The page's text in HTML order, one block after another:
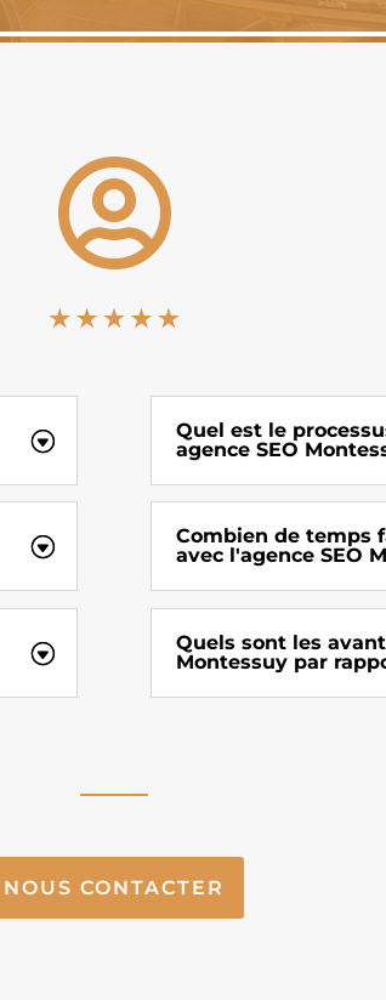

Quel est le
agence SEO
Combien de temps
avec l'agence SEO
Quels sont les
Montessuy par
NOUS CONTACTER